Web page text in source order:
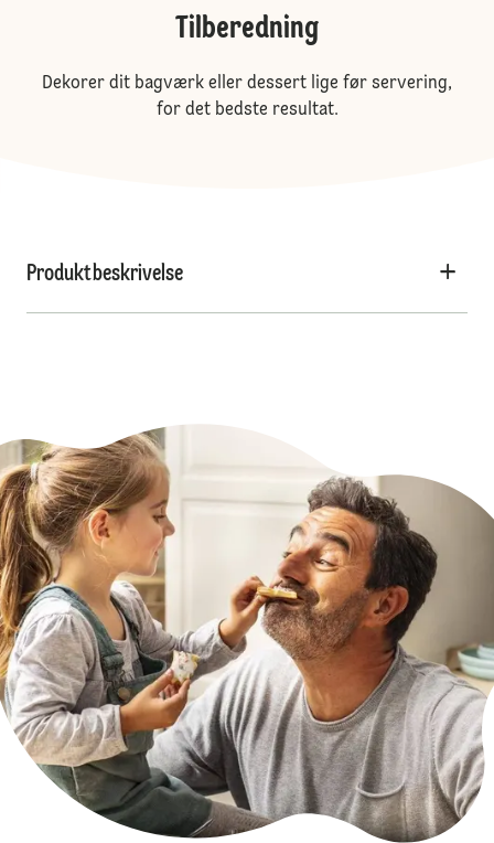
Tilberedning
Dekorer dit bagværk eller dessert lige før servering,
for det bedste resultat.
Produktbeskrivelse